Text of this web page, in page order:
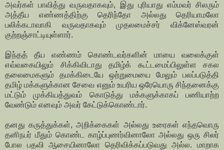
அவர்கள் பாவித்து வருவதாகவும், இது புரியாது எம்மவர் சிலரும்
அத்தீய எண்ணத்திற்கு தெரிந்தோ அல்லது தெரியாமலோ
பலிக்கடாவாகி வருவதாகவும் முதலமைச்சர் விக்னேஸ்வரன்
குற்றஞ்சாட்டியுள்ளார்.
இந்தத் தீய எண்ணம் கொண்டவர்களின் மாயை வலைக்குள்
எவ்வகையிலும் சிக்கிவிடாது தமிழ்க் கூட்டமைப்பிலுள்ள சகல
தலைமைகளும் தமக்கிடையே ஒற்றுமையை மேலும் பலப்படுத்தி
தமிழ் மக்களுக்கான சேவை எனும் உயரிய ஒரேயொரு சிந்தனைக்கு
மட்டும் முக்கியத்துவம் கொடுத்து மக்களுக்காகப் பணியாற்ற
வேண்டும் எனவும் அவர் கேட்டுக்கொண்டார்.
தனது கருத்துக்கள், அறிக்கைகள் அல்லது உரைகள் எந்தவொரு
தனிநபர் மீதும் கொண்ட காழ்ப்புணர்வினாலோ அல்லது ஒரு சிலர்
போல பதவி ஆசையினாலோ தெரிவிக்கப்படுவது அல்ல. மாறாக